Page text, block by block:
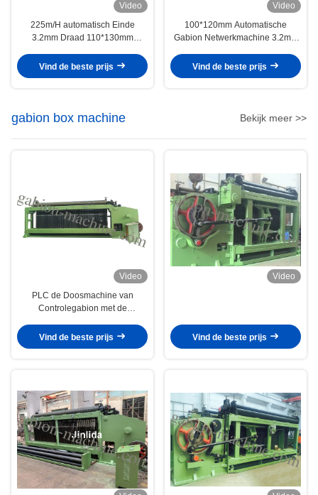
Video
225m/H automatisch Einde
3.2mm Draad 110*130mm
Vind de beste prijs
Video
100*120mm Automatische
Gabion Netwerkmachine 3.2mm
Vind de beste prijs
gabion box machine Bekijk meer >>
Video
PLC de Doosmachine van
Controlegabion met de
Eindesysteem/2.5mm.
Vind de beste prijs
Video
Vind de beste prijs